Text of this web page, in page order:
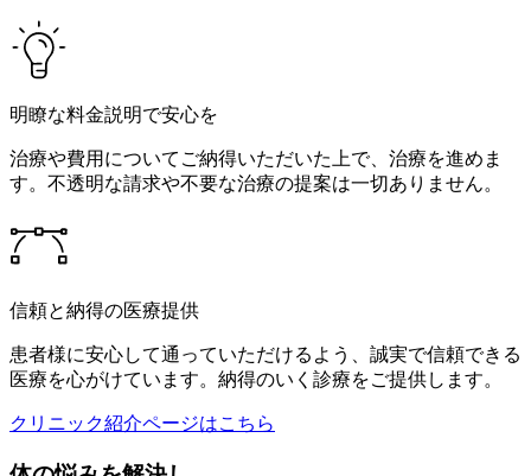
明瞭な料金説明で安心を
治療や費用についてご納得いただいた上で、治療を進めま
す。不透明な請求や不要な治療の提案は一切ありません。
信頼と納得の医療提供
患者様に安心して通っていただけるよう、誠実で信頼できる
医療を心がけています。納得のいく診療をご提供します。
クリニック紹介ページはこちら